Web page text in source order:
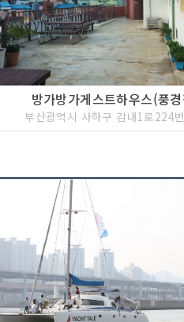
방가방가게스트하우스(풍
부산광역시 사하구 감내1로224